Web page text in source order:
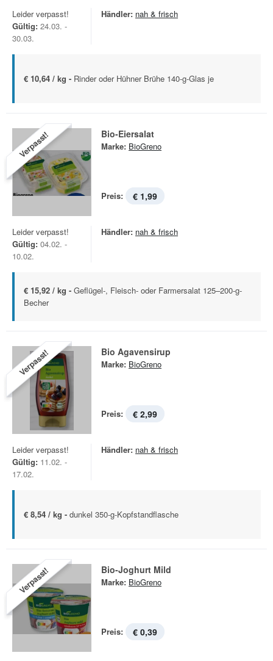
Leider verpasst!
Gültig: 24.03. -
30.03.
Händler: nah & frisch
€ 10,64 / kg - Rinder oder Hühner Brühe 140-g-Glas je
Verpasst! Bio-Eiersalat
Marke: BioGreno
Preis: € 1,99
Leider verpasst!
Gültig: 04.02. -
10.02.
Händler: nah & frisch
€ 15,92 / kg - Geflügel-, Fleisch- oder Farmersalat 125–200-g-
Becher
Verpasst! Bio Agavensirup
Marke: BioGreno
Preis: € 2,99
Leider verpasst!
Gültig: 11.02. -
17.02.
Händler: nah & frisch
€ 8,54 / kg - dunkel 350-g-Kopfstandflasche
Verpasst! Bio-Joghurt Mild
Marke: BioGreno
Preis: € 0,39